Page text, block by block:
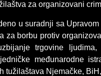
za organizovani
u suradnji sa
za borbu protiv
trgovine
međunarodne
tužilaštava Njemačke,